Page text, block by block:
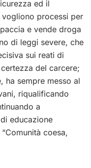
ed il
processi per
e vende droga
di leggi severe, che
sui reati di
del carcere;
ha sempre messo al
riqualificando
a
educazione
coesa,